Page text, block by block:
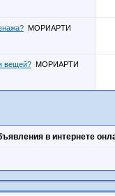
МОРИАРТИ
вещей? МОРИАРТИ
в интернете